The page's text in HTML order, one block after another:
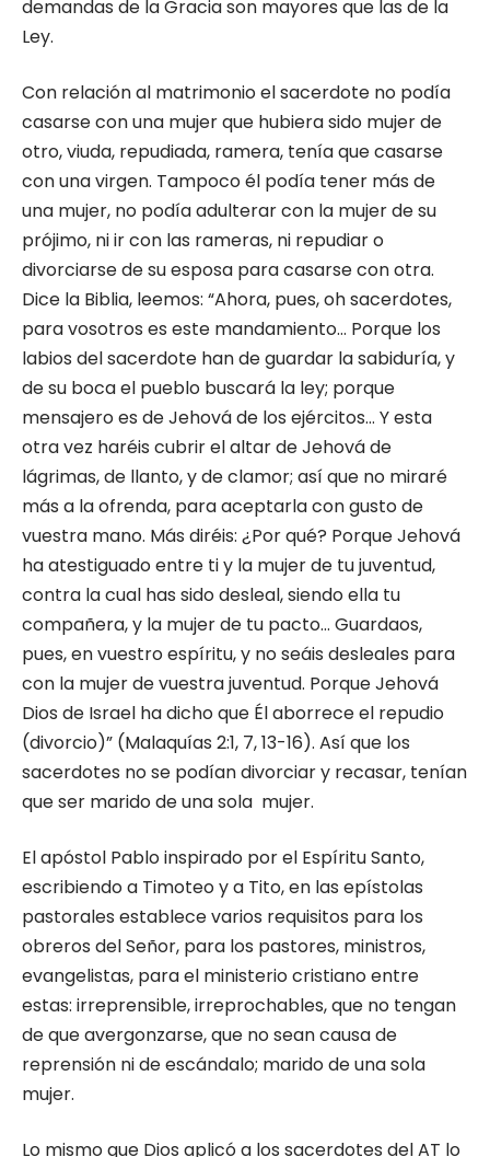
demandas de la Gracia son mayores que las de la
Ley.
Con relación al matrimonio el sacerdote no podía
casarse con una mujer que hubiera sido mujer de
otro, viuda, repudiada, ramera, tenía que casarse
con una virgen. Tampoco él podía tener más de
una mujer, no podía adulterar con la mujer de su
prójimo, ni ir con las rameras, ni repudiar o
divorciarse de su esposa para casarse con otra.
Dice la Biblia, leemos: “Ahora, pues, oh sacerdotes,
para vosotros es este mandamiento… Porque los
labios del sacerdote han de guardar la sabiduría, y
de su boca el pueblo buscará la ley; porque
mensajero es de Jehová de los ejércitos… Y esta
otra vez haréis cubrir el altar de Jehová de
lágrimas, de llanto, y de clamor; así que no miraré
más a la ofrenda, para aceptarla con gusto de
vuestra mano. Más diréis: ¿Por qué? Porque Jehová
ha atestiguado entre ti y la mujer de tu juventud,
contra la cual has sido desleal, siendo ella tu
compañera, y la mujer de tu pacto… Guardaos,
pues, en vuestro espíritu, y no seáis desleales para
con la mujer de vuestra juventud. Porque Jehová
Dios de Israel ha dicho que Él aborrece el repudio
(divorcio)” (Malaquías 2:1, 7, 13-16). Así que los
sacerdotes no se podían divorciar y recasar, tenían
que ser marido de una sola mujer.
El apóstol Pablo inspirado por el Espíritu Santo,
escribiendo a Timoteo y a Tito, en las epístolas
pastorales establece varios requisitos para los
obreros del Señor, para los pastores, ministros,
evangelistas, para el ministerio cristiano entre
estas: irreprensible, irreprochables, que no tengan
de que avergonzarse, que no sean causa de
reprensión ni de escándalo; marido de una sola
mujer.
Lo mismo que Dios aplicó a los sacerdotes del AT lo